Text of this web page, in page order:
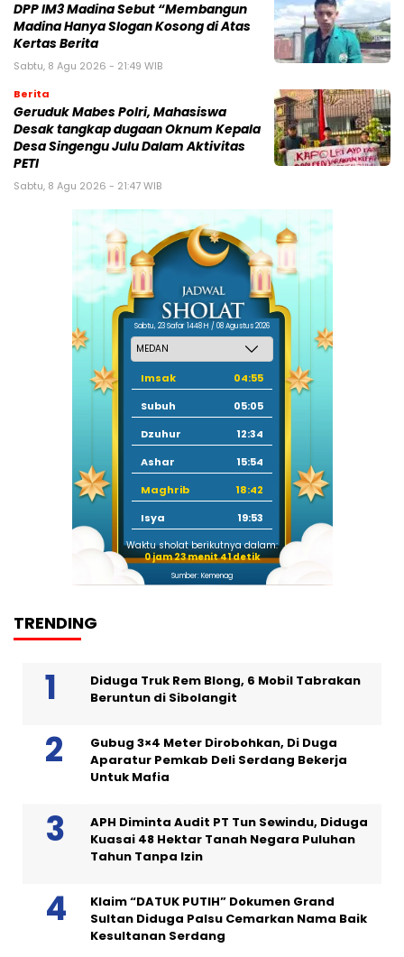
DPP IM3 Madina Sebut “Membangun
Madina Hanya Slogan Kosong di Atas
Kertas Berita
Sabtu, 8 Agu 2026 - 21:49 WIB
Berita
Geruduk Mabes Polri, Mahasiswa
Desak tangkap dugaan Oknum Kepala
Desa Singengu Julu Dalam Aktivitas
PETI
Sabtu, 8 Agu 2026 - 21:47 WIB
Sabtu, 23 Safar 1448 H / 08 Agustus 2026
Imsak
04:55
Subuh
05:05
Dzuhur
12:34
Ashar
15:54
Maghrib
18:42
Isya
19:53
Waktu sholat berikutnya dalam:
0 jam 23 menit 39 detik
Sumber: Kemenag
TRENDING
Diduga Truk Rem Blong, 6 Mobil Tabrakan
Beruntun di Sibolangit
Gubug 3×4 Meter Dirobohkan, Di Duga
Aparatur Pemkab Deli Serdang Bekerja
Untuk Mafia
APH Diminta Audit PT Tun Sewindu, Diduga
Kuasai 48 Hektar Tanah Negara Puluhan
Tahun Tanpa Izin
Klaim “DATUK PUTIH” Dokumen Grand
Sultan Diduga Palsu Cemarkan Nama Baik
Kesultanan Serdang